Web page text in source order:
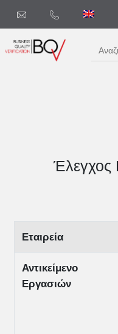
for:
Έλεγχος
Εταιρεία
Αντικείμενο
Εργασιών